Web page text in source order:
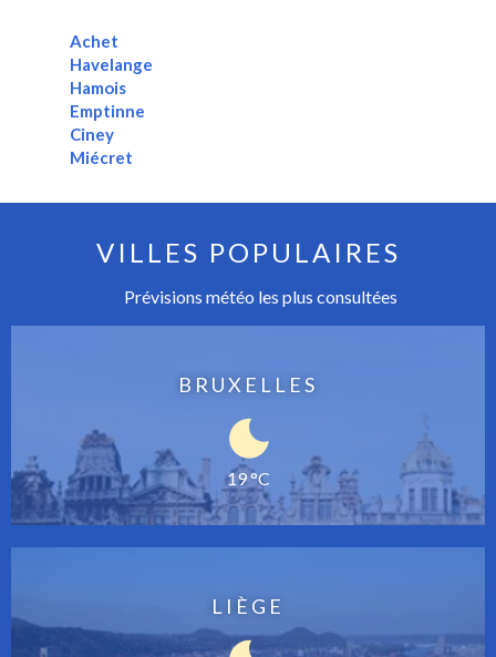
Achet
Havelange
Hamois
Emptinne
Ciney
Miécret
VILLES POPULAIRES
Prévisions météo les plus consultées
BRUXELLES
19 °C
LIÈGE